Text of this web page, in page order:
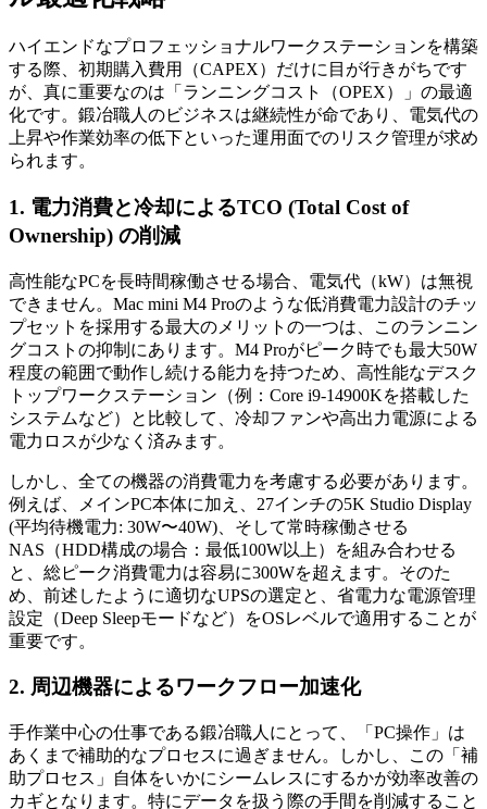
ハイエンドなプロフェッショナルワークステーションを構築
する際、初期購入費用（CAPEX）だけに目が行きがちです
が、真に重要なのは「ランニングコスト（OPEX）」の最適
化です。鍛冶職人のビジネスは継続性が命であり、電気代の
上昇や作業効率の低下といった運用面でのリスク管理が求め
られます。
1. 電力消費と冷却によるTCO (Total Cost of
Ownership) の削減
高性能なPCを長時間稼働させる場合、電気代（kW）は無視
できません。Mac mini M4 Proのような低消費電力設計のチッ
プセットを採用する最大のメリットの一つは、このランニン
グコストの抑制にあります。M4 Proがピーク時でも最大50W
程度の範囲で動作し続ける能力を持つため、高性能なデスク
トップワークステーション（例：Core i9-14900Kを搭載した
システムなど）と比較して、冷却ファンや高出力電源による
電力ロスが少なく済みます。
しかし、全ての機器の消費電力を考慮する必要があります。
例えば、メインPC本体に加え、27インチの5K Studio Display
(平均待機電力: 30W〜40W)、そして常時稼働させる
NAS（HDD構成の場合：最低100W以上）を組み合わせる
と、総ピーク消費電力は容易に300Wを超えます。そのた
め、前述したように適切なUPSの選定と、省電力な電源管理
設定（Deep Sleepモードなど）をOSレベルで適用することが
重要です。
2. 周辺機器によるワークフロー加速化
手作業中心の仕事である鍛冶職人にとって、「PC操作」は
あくまで補助的なプロセスに過ぎません。しかし、この「補
助プロセス」自体をいかにシームレスにするかが効率改善の
カギとなります。特にデータを扱う際の手間を削減すること